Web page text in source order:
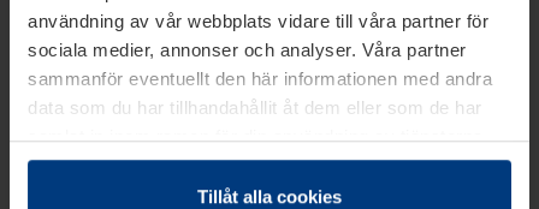
användning av vår webbplats vidare till våra partner för
sociala medier, annonser och analyser. Våra partner
sammanför eventuellt den här informationen med andra
data som du har tillhandahållit åt dem eller som de har
samlat in inom ramen för din användning av tjänsterna.
Juridiskt kan vi lagra kakor på din enhet, om de är
absolut nödvändiga för driften av den här webbplatsen.
Tillåt alla cookies